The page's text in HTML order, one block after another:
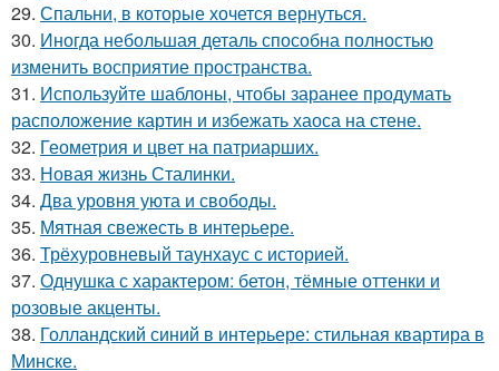
29. Спальни, в которые хочется вернуться.
30. Иногда небольшая деталь способна полностью
изменить восприятие пространства.
31. Используйте шаблоны, чтобы заранее продумать
расположение картин и избежать хаоса на стене.
32. Геометрия и цвет на патриарших.
33. Новая жизнь Сталинки.
34. Два уровня уюта и свободы.
35. Мятная свежесть в интерьере.
36. Трёхуровневый таунхаус с историей.
37. Однушка с характером: бетон, тёмные оттенки и
розовые акценты.
38. Голландский синий в интерьере: стильная квартира в
Минске.